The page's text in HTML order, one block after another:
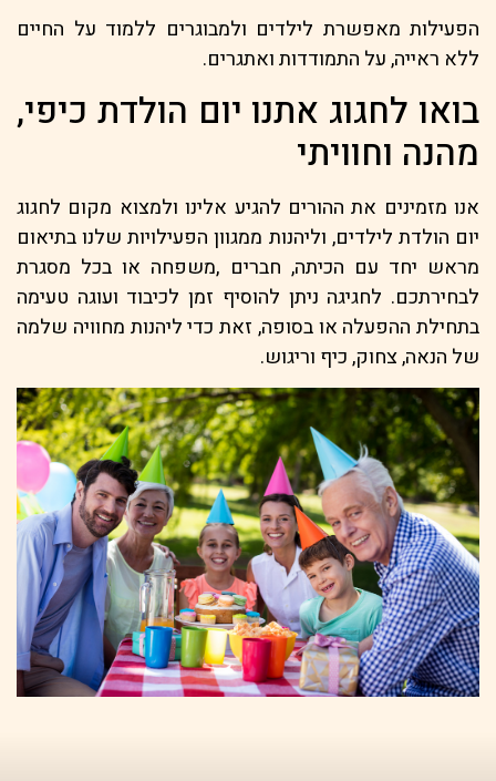
הפעילות מאפשרת לילדים ולמבוגרים ללמוד על החיים
ללא ראייה, על התמודדות ואתגרים.
בואו לחגוג אתנו יום הולדת כיפי,
מהנה וחוויתי
אנו מזמינים את ההורים להגיע אלינו ולמצוא מקום לחגוג
יום הולדת לילדים, וליהנות ממגוון הפעילויות שלנו בתיאום
מראש יחד עם הכיתה, חברים ,משפחה או בכל מסגרת
לבחירתכם. לחגיגה ניתן להוסיף זמן לכיבוד ועוגה טעימה
בתחילת ההפעלה או בסופה, זאת כדי ליהנות מחוויה שלמה
של הנאה, צחוק, כיף וריגוש.